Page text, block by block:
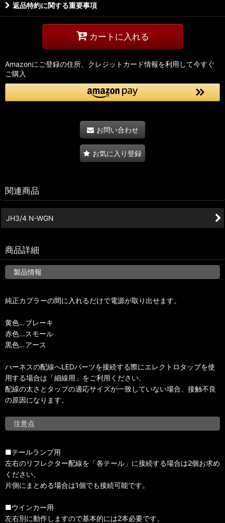
返品特約に関する重要事項
カートに入れる
Amazonにご登録の住所、クレジットカード情報を利用して今すぐ
ご購入
お問い合わせ
お気に入り登録
関連商品
JH3/4 N-WGN
商品詳細
製品情報
純正カプラーの間に入れるだけで電源が取り出せます。
黄色…ブレーキ
赤色…スモール
黒色…アース
ハーネスの配線へLEDパーツを接続する際にエレクトロタップを使
用する場合は「細線用」をご利用ください。
配線の太さとタップの適応サイズが一致していない場合、接触不良
の原因になります。
注意点
■テールランプ用
左右のリフレクター配線を「各テール」に接続する場合は2個お求め
ください。
片側にまとめる場合は1個でも接続可能です。
■ウインカー用
左右別に動作しますので基本的には2本必要です。